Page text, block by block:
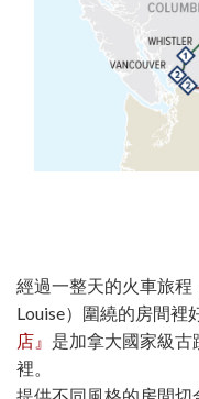
經過一整天的火車旅
Louise）圍繞的房間裡
店』 是加拿大國家級
裡。